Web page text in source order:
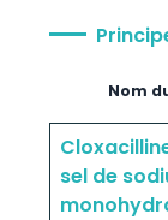
Nom
sel de